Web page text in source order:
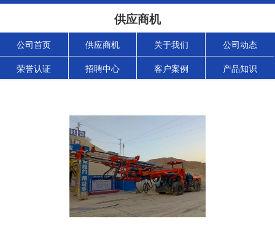
供应商机
公司首页 供应商机 关于我们 公司动态
荣誉认证 招聘中心 客户案例 产品知识